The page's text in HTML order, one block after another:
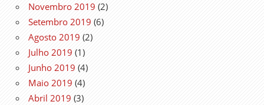
Novembro 2019 (2)
Setembro 2019 (6)
Agosto 2019 (2)
Julho 2019 (1)
Junho 2019 (4)
Maio 2019 (4)
Abril 2019 (3)